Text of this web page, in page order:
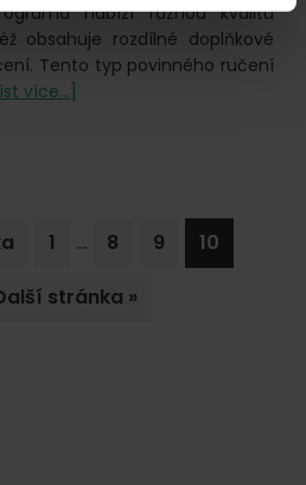
nabízí různou kvalitu
obsahuje rozdílné doplňkové
Tento typ povinného ručení
více...]
Go
page
1
Interim
omitted
…
Go
page
8
Go
9
Go
to
10
stránka »